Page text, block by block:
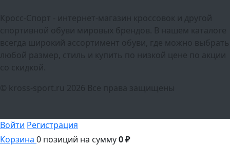
Кросс-Спорт - интернет-магазин кроссовок и другой
спортивной обуви мировых брендов. В нашем каталоге
всегда широкий ассортимент обуви, где можно выбрать
любой размер, стиль и купить по низкой цене по акции
со скидкой.
© kross-sport.ru
2026 Все права защищены
Войти Регистрация
Корзина 0 позиций на сумму0 ₽